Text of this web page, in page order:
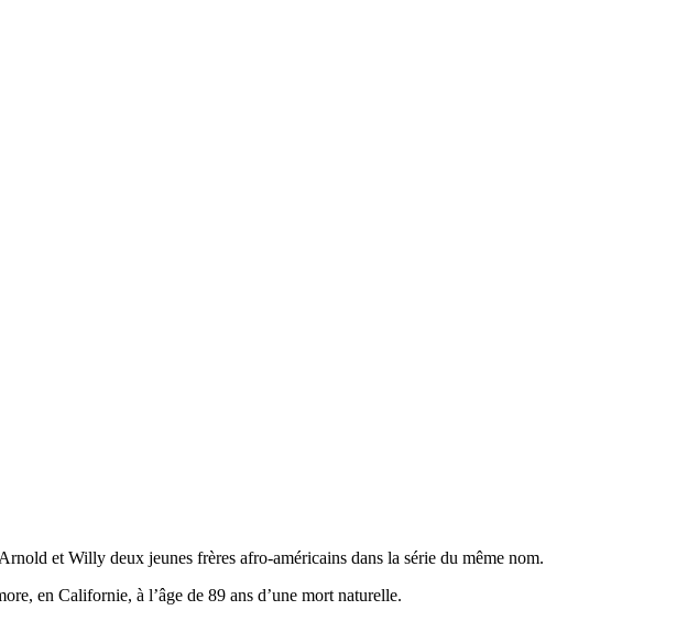
et Willy deux jeunes frères afro-américains dans la série du même nom.
en Californie, à l’âge de 89 ans d’une mort naturelle.